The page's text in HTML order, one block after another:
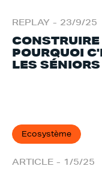
REPLAY - 23/9/25
POURQUOI
LES
Ecosystème
ARTICLE - 1/5/25